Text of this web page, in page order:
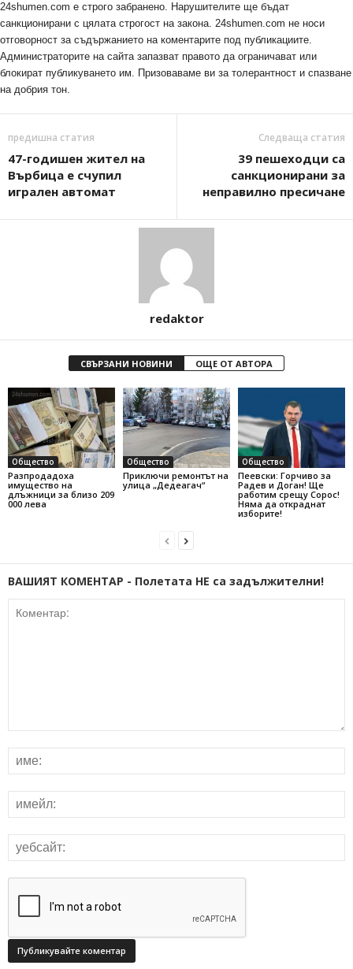
24shumen.com е строго забранено. Нарушителите ще бъдат
санкционирани с цялата строгост на закона. 24shumen.com не носи
отговорност за съдържанието на коментарите под публикациите.
Администраторите на сайта запазват правото да ограничават или
блокират публикуването им. Призоваваме ви за толерантност и спазване
на добрия тон.
предишна статия
47-годишен жител на
Върбица е счупил
игрален автомат
Следваща статия
39 пешеходци са
санкционирани за
неправилно пресичане
redaktor
СВЪРЗАНИ НОВИНИ ОЩЕ ОТ АВТОРА
Общество
Разпродадоха
имущество на
длъжници за близо 209
000 лева
Общество
Приключи ремонтът на
улица „Дедеагач“
Общество
Пеевски: Горчиво за
Радев и Доган! Ще
работим срещу Сорос!
Няма да откраднат
изборите!
ВАШИЯТ КОМЕНТАР - Полетата НЕ са задължителни!